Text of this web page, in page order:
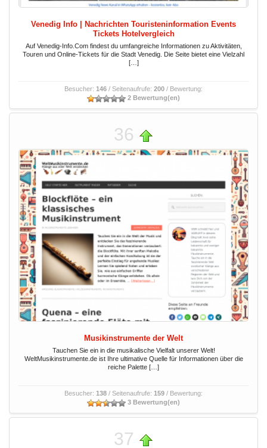
Venedig Info | Nachrichten Touristeninformation Events
Tickets Hotelvergleich
Auf Venedig-Info.Com findest du umfangreiche Informationen zu Aktivitäten,
Touren und Online-Tickets für die Stadt Venedig. Die Seite bietet eine Vielzahl
[…]
Besucher: 146 / Seitenaufrufe: 200 / Bewertung:
2 Bewertung(en)
36
Musikinstrumente der Welt
Tauchen Sie ein in die musikalische Vielfalt unserer Welt!
WeltMusikinstrumente.de ist Ihre ultimative Quelle für Informationen über die
reiche Palette […]
Besucher: 138 / Seitenaufrufe: 159 / Bewertung:
3 Bewertung(en)
37